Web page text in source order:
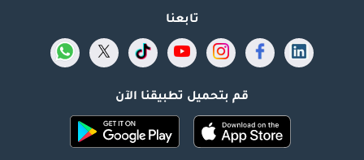
تابعنا
قم بتحميل تطبيقنا الآن